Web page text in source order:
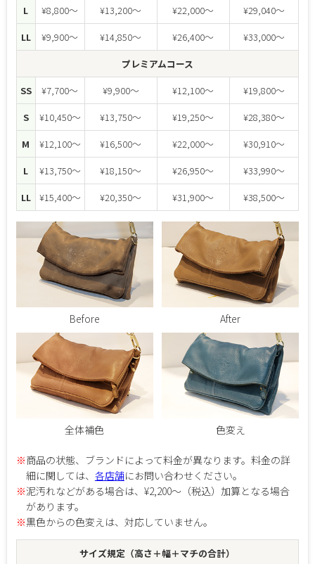
L
¥8,800～ ¥13,200～ ¥22,000～
¥29,040～
LL
¥9,900～ ¥14,850～ ¥26,400～
¥33,000～
プレミアムコース
SS
¥7,700～ ¥9,900～ ¥12,100～
¥19,800～
S
¥10,450～ ¥13,750～ ¥19,250～
¥28,380～
M
¥12,100～ ¥16,500～ ¥22,000～
¥30,910～
L
¥13,750～ ¥18,150～ ¥26,950～
¥33,990～
LL
¥15,400～ ¥20,350～ ¥31,900～ ¥38,500～
Before After
全体補色 色変え
※商品の状態、ブランドによって料金が異なります。料金の詳
細に関しては、 各店舗にお問い合わせください。
※泥汚れなどがある場合は、¥2,200～（税込）加算となる場合
があります。
※黒色からの色変えは、対応していません。
サイズ規定（高さ＋幅＋マチの合計）